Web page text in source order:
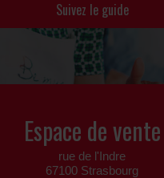
Espace de vente
rue de l'Indre
67100 Strasbourg